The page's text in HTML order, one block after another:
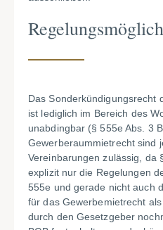
Das Sonderkündigungsrecht
ist lediglich im Bereich des
unabdingbar (§ 555e Abs. 3
Gewerberaummietrecht sind
Vereinbarungen zulässig, da
explizit nur die Regelungen
555e und gerade nicht auch
für das Gewerbemietrecht
durch den Gesetzgeber